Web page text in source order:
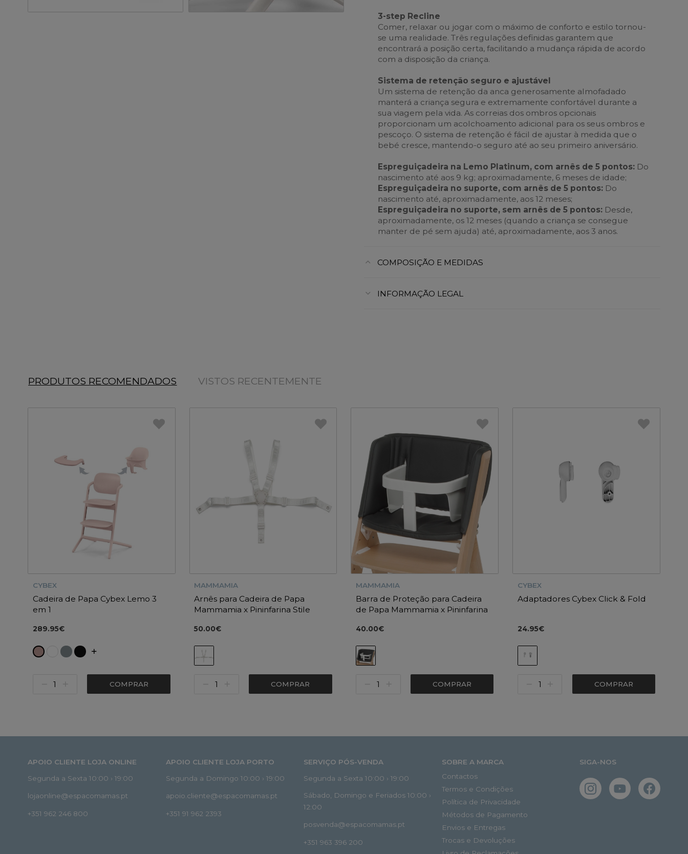
3-step Recline
Comer, relaxar ou jogar com o máximo de conforto e estilo tornou-
se uma realidade. Três regulações definidas garantem que
encontrará a posição certa, facilitando a mudança rápida de acordo
com a disposição da criança.
Sistema de retenção seguro e ajustável
Um sistema de retenção da anca generosamente almofadado
manterá a criança segura e extremamente confortável durante a
sua viagem pela vida. As correias dos ombros opcionais
proporcionam um acolchoamento adicional para os seus ombros e
pescoço. O sistema de retenção é fácil de ajustar à medida que o
bebé cresce, mantendo-o seguro até ao seu primeiro aniversário.
Espreguiçadeira na Lemo Platinum, com arnês de 5 pontos: Do
nascimento até aos 9 kg; aproximadamente, 6 meses de idade;
Espreguiçadeira no suporte, com arnês de 5 pontos: Do
nascimento até, aproximadamente, aos 12 meses;
Espreguiçadeira no suporte, sem arnês de 5 pontos: Desde,
aproximadamente, os 12 meses (quando a criança se consegue
manter de pé sem ajuda) até, aproximadamente, aos 3 anos.
COMPOSIÇÃO E MEDIDAS
INFORMAÇÃO LEGAL
PRODUTOS RECOMENDADOS VISTOS RECENTEMENTE
CYBEX
Cadeira de Papa Cybex Lemo 3
em 1
289.95€
COMPRAR
MAMMAMIA
Arnês para Cadeira de Papa
Mammamia x Pininfarina Stile
50.00€
COMPRAR
MAMMAMIA
Barra de Proteção para Cadeira
de Papa Mammamia x Pininfarina
40.00€
COMPRAR
CYBEX
Adaptadores Cybex Click & Fold
24.95€
COMPRAR
APOIO CLIENTE LOJA ONLINE
Segunda a Sexta 10:00 › 19:00
lojaonline@espacomamas.pt
+351 962 246 800
APOIO CLIENTE LOJA PORTO
Segunda a Domingo 10:00 › 19:00
apoio.cliente@espacomamas.pt
+351 91 962 2393
SERVIÇO PÓS-VENDA
Segunda a Sexta 10:00 › 19:00
Sábado, Domingo e Feriados 10:00 ›
12:00
posvenda@espacomamas.pt
+351 963 396 200
SOBRE A MARCA
Contactos
Termos e Condições
Política de Privacidade
Métodos de Pagamento
Envios e Entregas
Trocas e Devoluções
SIGA-NOS